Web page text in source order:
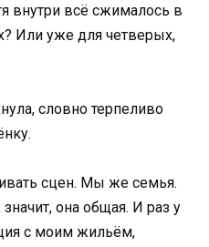
внутри всё сжималось в
Или уже для четверых,
словно терпеливо
сцен. Мы же семья.
она общая. И раз у
с моим жильём,